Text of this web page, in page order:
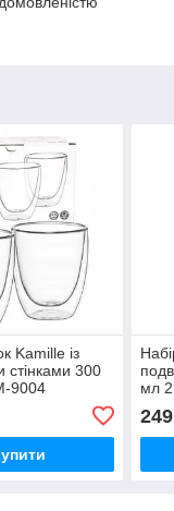
Kamille із
стінками 300
9004
мл
249